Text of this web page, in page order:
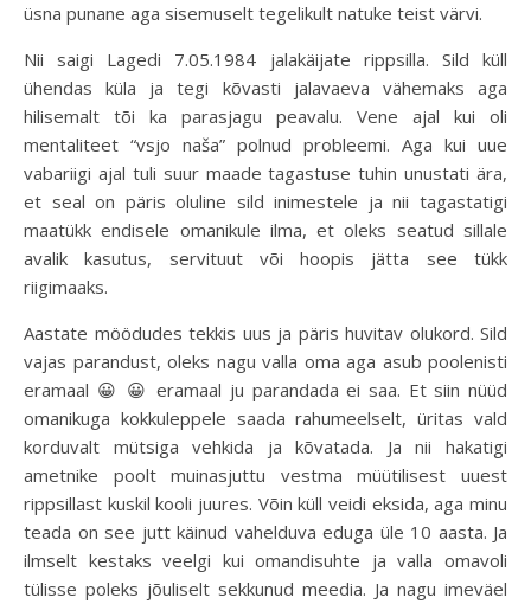
üsna punane aga sisemuselt tegelikult natuke teist värvi.
Nii saigi Lagedi 7.05.1984 jalakäijate rippsilla. Sild küll
ühendas küla ja tegi kõvasti jalavaeva vähemaks aga
hilisemalt tõi ka parasjagu peavalu. Vene ajal kui oli
mentaliteet “vsjo naša” polnud probleemi. Aga kui uue
vabariigi ajal tuli suur maade tagastuse tuhin unustati ära,
et seal on päris oluline sild inimestele ja nii tagastatigi
maatükk endisele omanikule ilma, et oleks seatud sillale
avalik kasutus, servituut või hoopis jätta see tükk
riigimaaks.
Aastate möödudes tekkis uus ja päris huvitav olukord. Sild
vajas parandust, oleks nagu valla oma aga asub poolenisti
eramaal 😀 😀 eramaal ju parandada ei saa. Et siin nüüd
omanikuga kokkuleppele saada rahumeelselt, üritas vald
korduvalt mütsiga vehkida ja kõvatada. Ja nii hakatigi
ametnike poolt muinasjuttu vestma müütilisest uuest
rippsillast kuskil kooli juures. Võin küll veidi eksida, aga minu
teada on see jutt käinud vahelduva eduga üle 10 aasta. Ja
ilmselt kestaks veelgi kui omandisuhte ja valla omavoli
tülisse poleks jõuliselt sekkunud meedia. Ja nagu imeväel